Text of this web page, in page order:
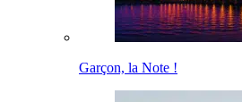
Garçon, la Note !